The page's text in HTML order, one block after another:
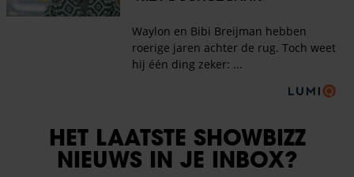
HET LAATSTE SHOWBIZZ
NIEUWS IN JE INBOX?